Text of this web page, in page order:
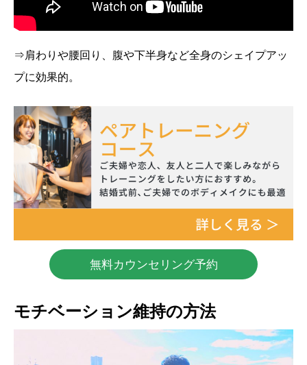
⇒肩わりや腰回り、腹や下半身など全身のシェイプアッ
プに効果的。
無料カウンセリング予約
モチベーション維持の方法